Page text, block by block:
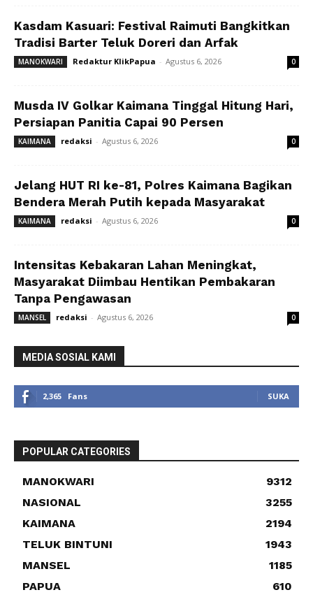
Kasdam Kasuari: Festival Raimuti Bangkitkan
Tradisi Barter Teluk Doreri dan Arfak
MANOKWARI Redaktur KlikPapua - Agustus 6, 2026 0
Musda IV Golkar Kaimana Tinggal Hitung Hari,
Persiapan Panitia Capai 90 Persen
KAIMANA redaksi - Agustus 6, 2026 0
Jelang HUT RI ke-81, Polres Kaimana Bagikan
Bendera Merah Putih kepada Masyarakat
KAIMANA redaksi - Agustus 6, 2026 0
Intensitas Kebakaran Lahan Meningkat,
Masyarakat Diimbau Hentikan Pembakaran
Tanpa Pengawasan
MANSEL redaksi - Agustus 6, 2026 0
MEDIA SOSIAL KAMI
2,365 Fans SUKA
POPULAR CATEGORIES
MANOKWARI
9312
NASIONAL
3255
KAIMANA
2194
TELUK BINTUNI
1943
MANSEL
1185
PAPUA
610